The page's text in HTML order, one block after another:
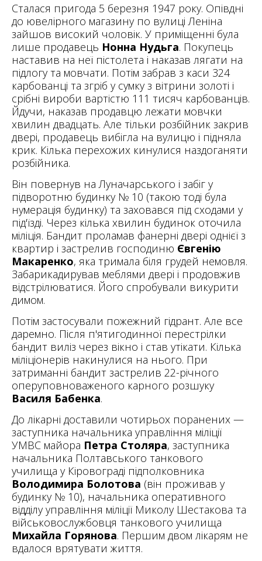
Сталася пригода 5 березня 1947 року. Опівдні
до ювелірного магазину по вулиці Леніна
зайшов високий чоловік. У приміщенні була
лише продавець Нонна Нудьга. Покупець
наставив на неї пістолета і наказав лягати на
підлогу та мовчати. Потім забрав з каси 324
карбованці та згріб у сумку з вітрини золоті і
срібні вироби вартістю 111 тисяч карбованців.
Йдучи, наказав продавцю лежати мовчки
хвилин двадцать. Але тільки розбійник закрив
двері, продавець вибігла на вулицю і підняла
крик. Кілька перехожих кинулися наздоганяти
розбійника.
Він повернув на Луначарського і забіг у
підворотню будинку № 10 (такою тоді була
нумерація будинку) та заховався під сходами у
під'їзді. Через кілька хвилин будинок оточила
міліція. Бандит проламав фанерні двері однієї з
квартир і застрелив господиню Євгенію
Макаренко, яка тримала біля грудей немовля.
Забарикадирував меблями двері і продовжив
відстрілюватися. Його спробували викурити
димом.
Потім застосували пожежний гідрант. Але все
даремно. Після п'ятигодинної перестрілки
бандит виліз через вікно і став утікати. Кілька
міліціонерів накинулися на нього. При
затриманні бандит застрелив 22-річного
оперуповноваженого карного розшуку
Василя Бабенка.
До лікарні доставили чотирьох поранених —
заступника начальника управління міліції
УМВС майора Петра Столяра, заступника
начальника Полтавського танкового
училища у Кіровограді підполковника
Володимира Болотова (він проживав у
будинку № 10), начальника оперативного
відділу управління міліції Миколу Шестакова та
військовослужбовця танкового училища
Михайла Горянова. Першим двом лікарям не
вдалося врятувати життя.